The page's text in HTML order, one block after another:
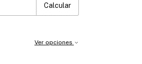
Calcular
Ver opciones